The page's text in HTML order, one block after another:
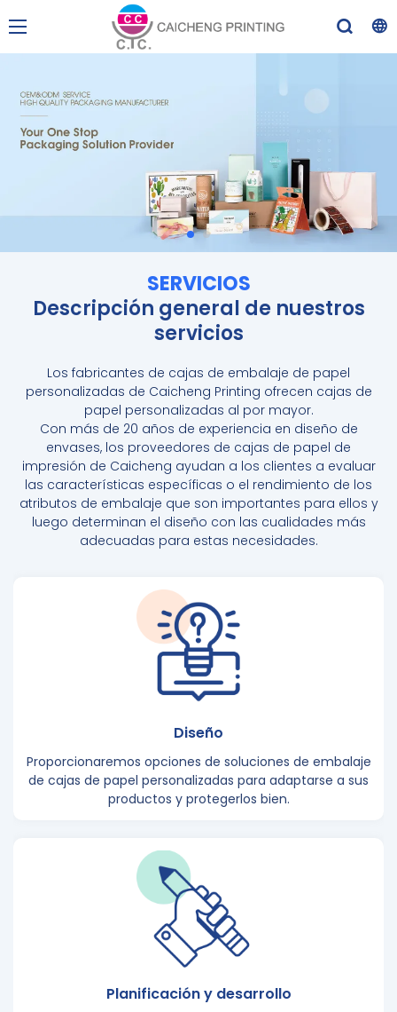
SERVICIOS
Descripción general de nuestros
servicios
Los fabricantes de cajas de embalaje de papel
personalizadas de Caicheng Printing ofrecen cajas de
papel personalizadas al por mayor.
Con más de 20 años de experiencia en diseño de
envases, los proveedores de cajas de papel de
impresión de Caicheng ayudan a los clientes a evaluar
las características específicas o el rendimiento de los
atributos de embalaje que son importantes para ellos y
luego determinan el diseño con las cualidades más
adecuadas para estas necesidades.
Diseño
Proporcionaremos opciones de soluciones de embalaje
de cajas de papel personalizadas para adaptarse a sus
productos y protegerlos bien.
Planificación y desarrollo